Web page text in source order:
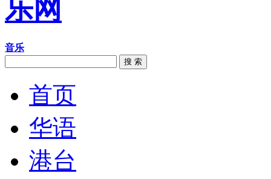
音乐
搜 索
首页
华语
港台